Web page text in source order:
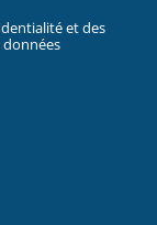
et des